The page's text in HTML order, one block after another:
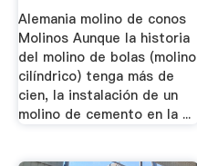
Alemania molino de conos
Molinos Aunque la historia
del molino de bolas (molino
cilíndrico) tenga más de
cien, la instalación de un
molino de cemento en la ...